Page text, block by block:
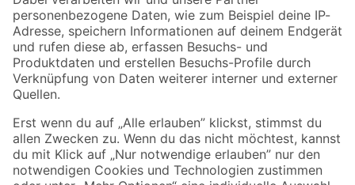
Zahlungsarten Versandarten
Sicher einkaufen
Jetzt die toom-App herunterladen